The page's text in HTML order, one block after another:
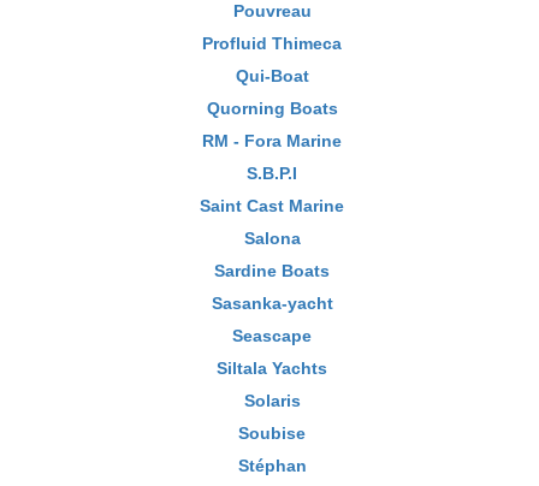
Pouvreau
Profluid Thimeca
Qui-Boat
Quorning Boats
RM - Fora Marine
S.B.P.I
Saint Cast Marine
Salona
Sardine Boats
Sasanka-yacht
Seascape
Siltala Yachts
Solaris
Soubise
Stéphan